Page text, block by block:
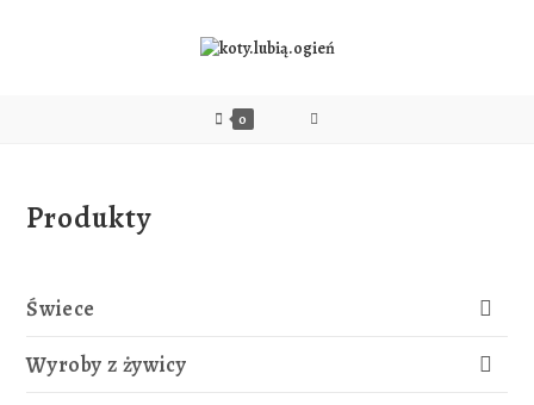
0
Produkty
Świece
Wyroby z żywicy